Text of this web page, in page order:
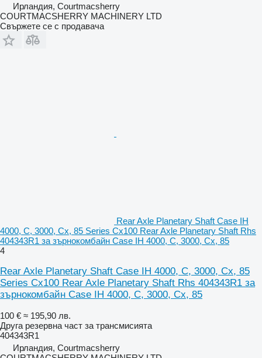
Ирландия, Courtmacsherry
COURTMACSHERRY MACHINERY LTD
Свържете се с продавача
Rear Axle Planetary Shaft Case IH
4000, C, 3000, Cx, 85 Series Cx100 Rear Axle Planetary Shaft Rhs
404343R1 за зърнокомбайн Case IH 4000, C, 3000, Cx, 85
4
Rear Axle Planetary Shaft Case IH 4000, C, 3000, Cx, 85
Series Cx100 Rear Axle Planetary Shaft Rhs 404343R1 за
зърнокомбайн Case IH 4000, C, 3000, Cx, 85
100 € ≈ 195,90 лв.
Друга резервна част за трансмисията
404343R1
Ирландия, Courtmacsherry